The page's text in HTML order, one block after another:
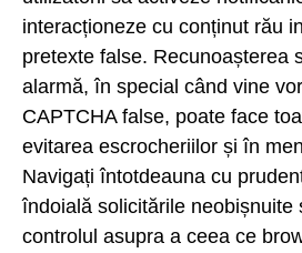
interacționeze cu conținut rău
pretexte false. Recunoașterea
alarmă, în special când vine
CAPTCHA false, poate face
evitarea escrocheriilor și în
Navigați întotdeauna cu
îndoială solicitările neobișnuite
controlul asupra a ceea ce